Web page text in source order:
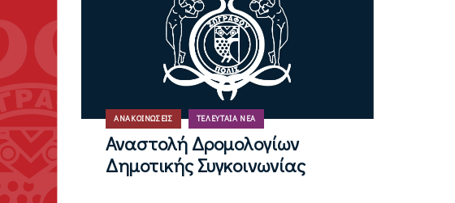
ΑΝΑΚΟΙΝΏΣΕΙΣ ΤΕΛΕΥΤΑΊΑ ΝΈΑ
Αναστολή Δρομολογίων
Δημοτικής Συγκοινωνίας